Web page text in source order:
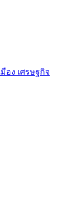
อง เศรษฐกิจ